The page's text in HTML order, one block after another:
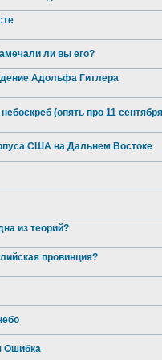
ли вы его?
Адольфа Гитлера
(опять про 11
США на Дальнем Востоке
из теорий?
провинция?
Ошибка